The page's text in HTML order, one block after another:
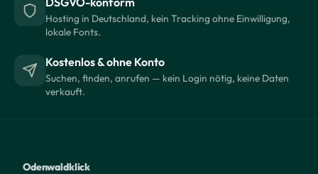
Hosting in Deutschland, kein Tracking ohne Einwilligung,
lokale Fonts.
Kostenlos & ohne Konto
Suchen, finden, anrufen — kein Login nötig, keine Daten
verkauft.
Odenwaldklick